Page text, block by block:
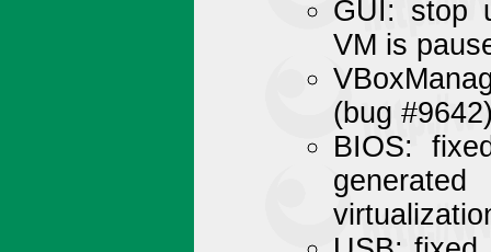
GUI: stop
VM is
(bug
BIOS: